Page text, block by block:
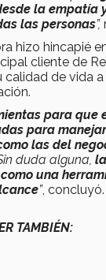
la empatía
las personas”,
hizo hincapié
cliente de
de vida
para que
para
las del
duda alguna,
una
”, concluyó.
TAMBIÉN: